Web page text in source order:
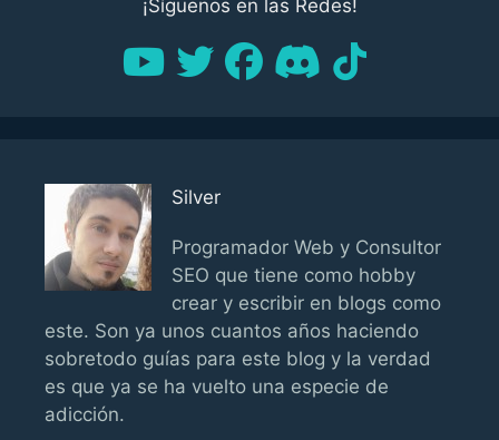
¡Síguenos en las Redes!
Silver
Programador Web y Consultor
SEO que tiene como hobby
crear y escribir en blogs como
este. Son ya unos cuantos años haciendo
sobretodo guías para este blog y la verdad
es que ya se ha vuelto una especie de
adicción.